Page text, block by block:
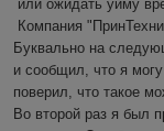
Буквально на
и сообщил, что я
поверил, что такое
Во второй раз я был